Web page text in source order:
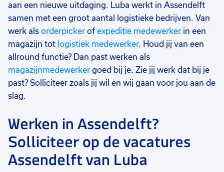
aan een nieuwe uitdaging. Luba werkt in Assendelft
samen met een groot aantal logistieke bedrijven. Van
werk als orderpicker of expeditie medewerker in een
magazijn tot logistiek medewerker. Houd jij van een
allround functie? Dan past werken als
magazijnmedewerker goed bij je. Zie jij werk dat bij je
past? Solliciteer zoals jij wil en wij gaan voor jou aan de
slag.
Werken in Assendelft?
Solliciteer op de vacatures
Assendelft van Luba